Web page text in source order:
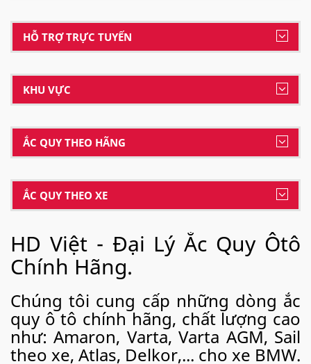
HỖ TRỢ TRỰC TUYẾN
KHU VỰC
ẮC QUY THEO HÃNG
ẮC QUY THEO XE
HD Việt - Đại Lý Ắc Quy Ôtô
Chính Hãng.
Chúng tôi cung cấp những dòng ắc
quy ô tô chính hãng, chất lượng cao
như: Amaron, Varta, Varta AGM, Sail
theo xe, Atlas, Delkor,... cho xe BMW.